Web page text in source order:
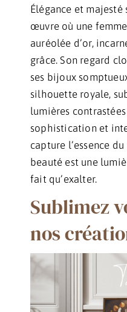
Élégance et
œuvre où une
auréolée d’or,
grâce. Son regard
ses bijoux
silhouette royale,
lumières
sophistication et
capture l’essence
beauté est une
fait qu’exalter.
Sublimez
nos